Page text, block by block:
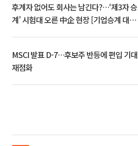
후계자 없어도 회사는 남긴다?…‘제3자 승
계’ 시험대 오른 中企 현장 [기업승계 대전
MSCI 발표 D-7…후보주 반등에 편입 기대
재점화